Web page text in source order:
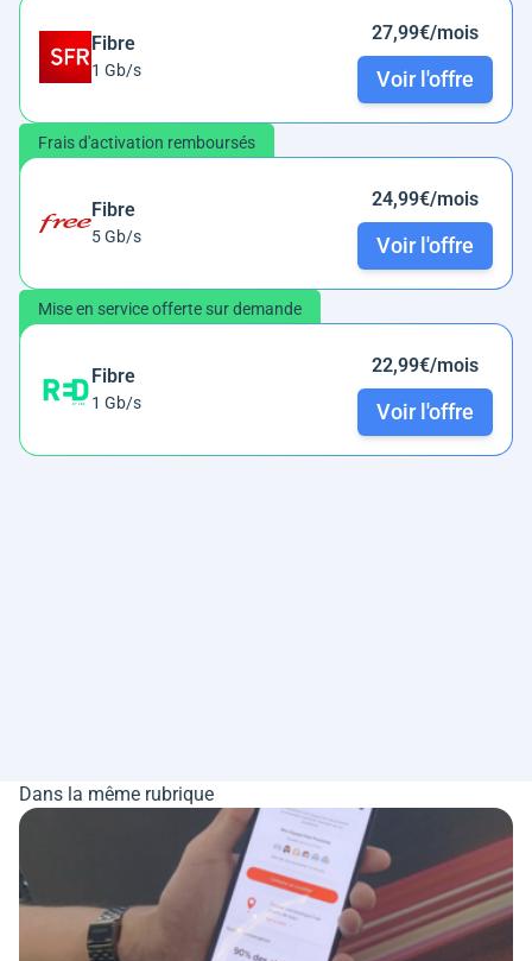
Fibre
1 Gb/s
27,99€/mois
Voir l'offre
Frais d'activation remboursés
Fibre
5 Gb/s
24,99€/mois
Voir l'offre
Mise en service offerte sur demande
Fibre
1 Gb/s
22,99€/mois
Voir l'offre
Dans la même rubrique